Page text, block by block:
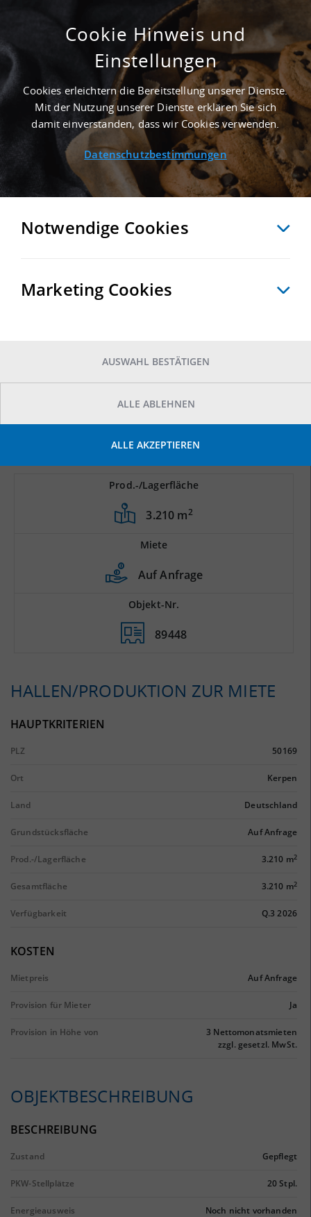
GEPFLEGT - 3.210 M² INDUSTRIEIMMOBILIE
IN KERPEN NAHE
GÜTERVERKEHRSZENTRUM KCG KNAPSACK
CARGO GMBH - LANDKREIS RHEIN-ERFT-
Immobiliensuche/Detailansicht
ZURÜCK MERKEN VERGLEICHEN
Prod.-/Lagerfläche
3.210 m2
Miete
Auf Anfrage
Objekt-Nr.
89448
HALLEN/PRODUKTION ZUR MIETE
HAUPTKRITERIEN
PLZ 50169
Ort Kerpen
Land Deutschland
Grundstücksfläche Auf Anfrage
Prod.-/Lagerfläche 3.210 m2
Gesamtfläche 3.210 m2
Verfügbarkeit Q.3 2026
KOSTEN
Mietpreis Auf Anfrage
Provision für Mieter Ja
Provision in Höhe von
3 Nettomonatsmieten
zzgl. gesetzl. MwSt.
OBJEKTBESCHREIBUNG
BESCHREIBUNG
Zustand Gepflegt
PKW-Stellplätze 20 Stpl.
Energieausweis Noch nicht vorhanden
Cookie Hinweis und
Einstellungen
Cookies erleichtern die Bereitstellung unserer Dienste.
Mit der Nutzung unserer Dienste erklären Sie sich
damit einverstanden, dass wir Cookies verwenden.
Datenschutzbestimmungen
Notwendige Cookies
Marketing Cookies
AUSWAHL BESTÄTIGEN
ALLE ABLEHNEN
ALLE AKZEPTIEREN